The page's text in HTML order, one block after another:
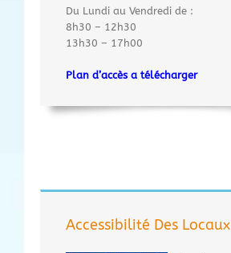
Du Lundi au Vendredi de :
8h30 – 12h30
13h30 – 17h00
Plan d’accès a télécharger
Accessibilité Des Locaux